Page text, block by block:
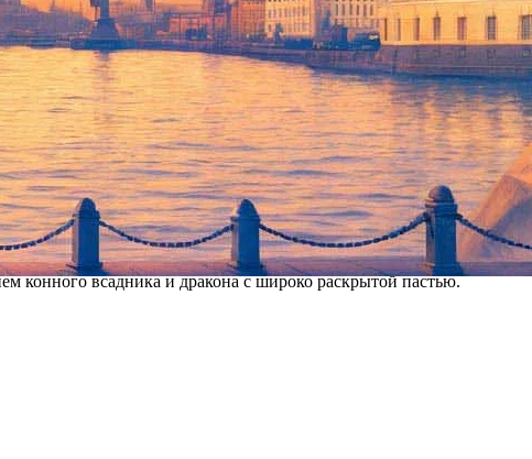
зданий города. Последняя подобная крупная находка была
религий в этом месте.
в 710-720-х годах, археологи нашли обожженную,
сидящего в позе, характерной для буддийской иконографии.
Аналогичные сюжеты в буддийском искусстве широко
в лабораторию. В следующем сезоне сотрудники Эрмитажа
в древесный уголь — причина тому в поджоге части города
конного всадника и дракона с широко раскрытой пастью.